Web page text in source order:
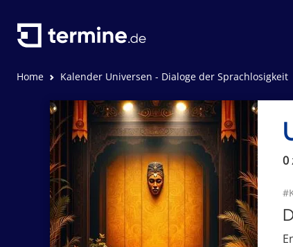
Home Kalender Universen - Dialoge der Sprachlosigkeit
0